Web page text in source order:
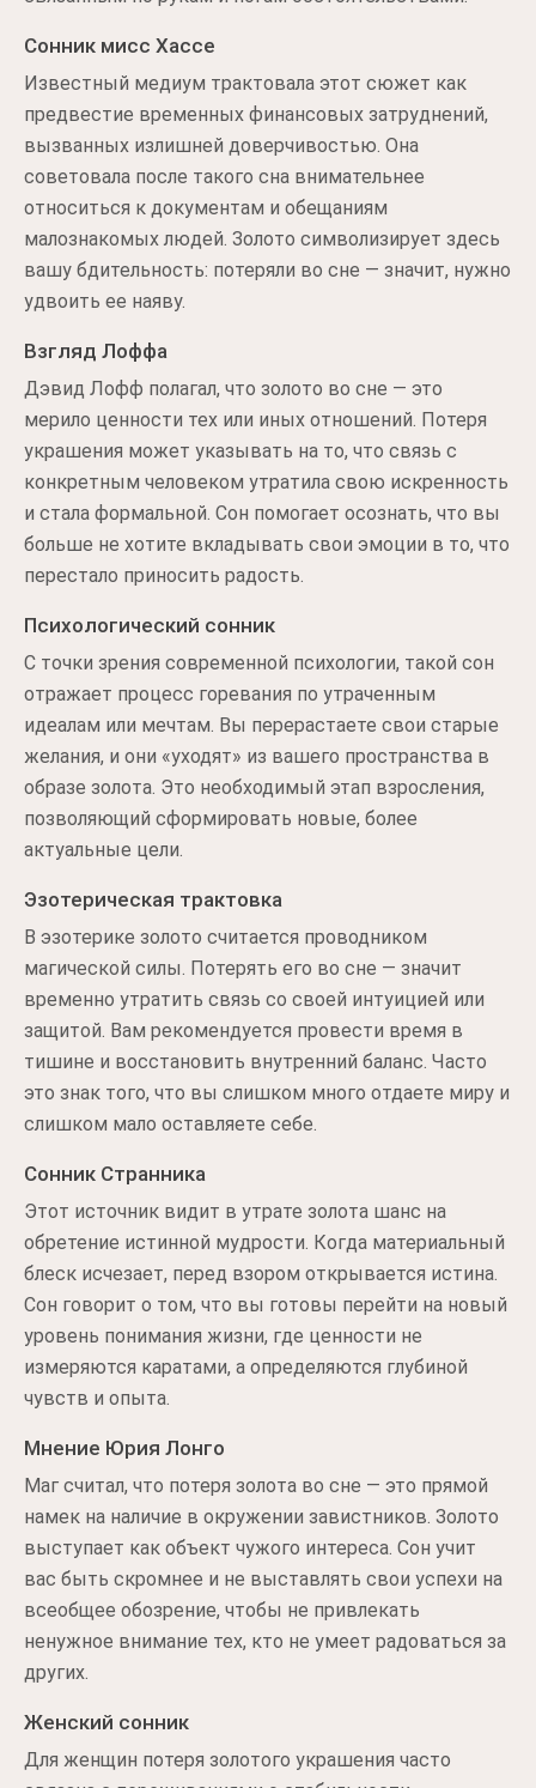
Сонник мисс Хассе
Известный медиум трактовала этот сюжет как
предвестие временных финансовых затруднений,
вызванных излишней доверчивостью. Она
советовала после такого сна внимательнее
относиться к документам и обещаниям
малознакомых людей. Золото символизирует здесь
вашу бдительность: потеряли во сне — значит, нужно
удвоить ее наяву.
Взгляд Лоффа
Дэвид Лофф полагал, что золото во сне — это
мерило ценности тех или иных отношений. Потеря
украшения может указывать на то, что связь с
конкретным человеком утратила свою искренность
и стала формальной. Сон помогает осознать, что вы
больше не хотите вкладывать свои эмоции в то, что
перестало приносить радость.
Психологический сонник
С точки зрения современной психологии, такой сон
отражает процесс горевания по утраченным
идеалам или мечтам. Вы перерастаете свои старые
желания, и они «уходят» из вашего пространства в
образе золота. Это необходимый этап взросления,
позволяющий сформировать новые, более
актуальные цели.
Эзотерическая трактовка
В эзотерике золото считается проводником
магической силы. Потерять его во сне — значит
временно утратить связь со своей интуицией или
защитой. Вам рекомендуется провести время в
тишине и восстановить внутренний баланс. Часто
это знак того, что вы слишком много отдаете миру и
слишком мало оставляете себе.
Сонник Странника
Этот источник видит в утрате золота шанс на
обретение истинной мудрости. Когда материальный
блеск исчезает, перед взором открывается истина.
Сон говорит о том, что вы готовы перейти на новый
уровень понимания жизни, где ценности не
измеряются каратами, а определяются глубиной
чувств и опыта.
Мнение Юрия Лонго
Маг считал, что потеря золота во сне — это прямой
намек на наличие в окружении завистников. Золото
выступает как объект чужого интереса. Сон учит
вас быть скромнее и не выставлять свои успехи на
всеобщее обозрение, чтобы не привлекать
ненужное внимание тех, кто не умеет радоваться за
других.
Женский сонник
Для женщин потеря золотого украшения часто